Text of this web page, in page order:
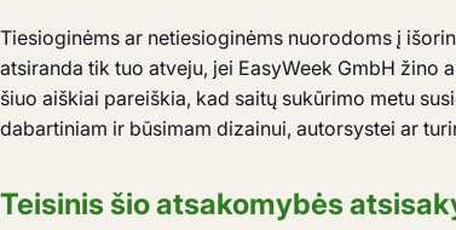
Tiesioginėms ar netiesioginėms nuorodoms į
atsiranda tik tuo atveju, jei EasyWeek GmbH
šiuo aiškiai pareiškia, kad saitų sukūrimo metu
dabartiniam ir būsimam dizainui, autorsystei ar
Teisinis šio atsakomybės